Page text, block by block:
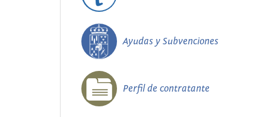
Ayudas y Subvenciones
Perfil de contratante